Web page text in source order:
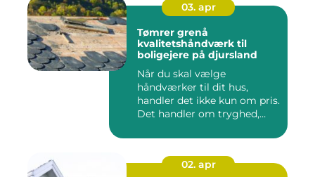
03. apr
Tømrer grenå
kvalitetshåndværk til
boligejere på djursland
Når du skal vælge
håndværker til dit hus,
handler det ikke kun om pris.
Det handler om tryghed,
02. apr